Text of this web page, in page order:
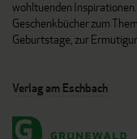
wohltuenden
Geschenkbücher zum
Geburtstage, zur
Verlag am Eschbach